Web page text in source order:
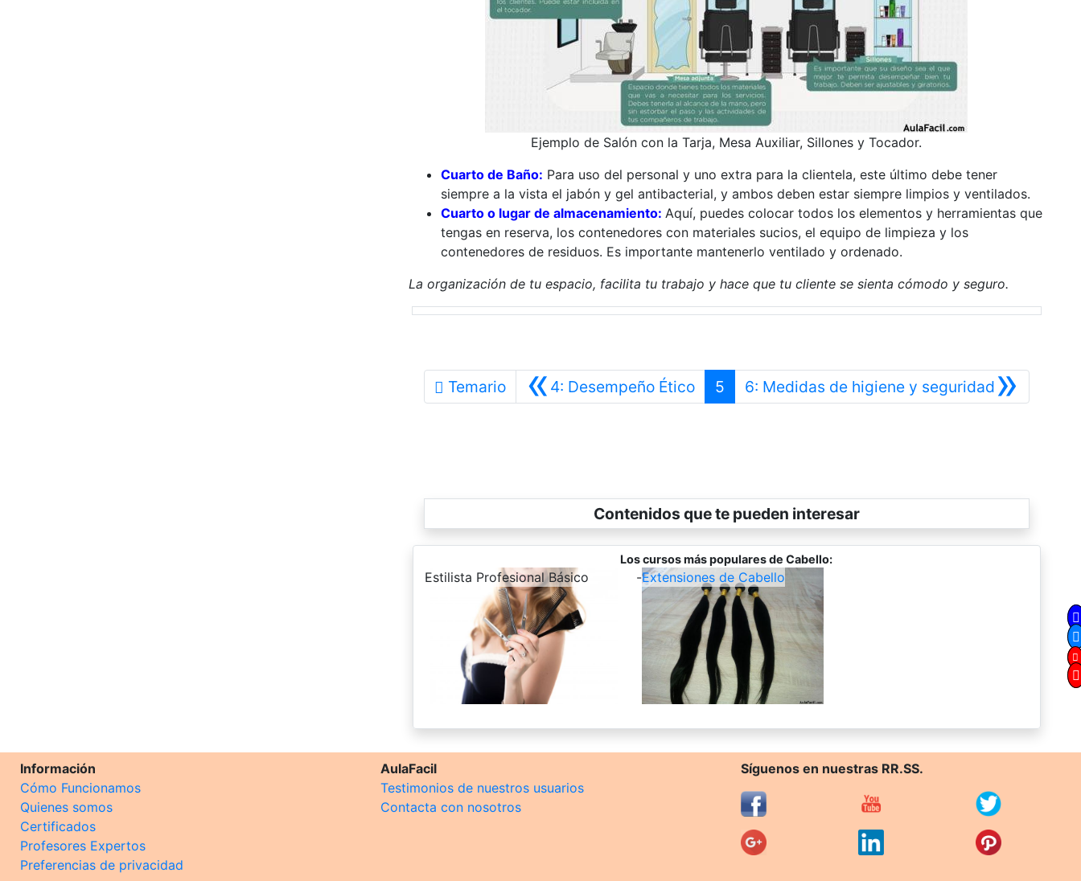
Ejemplo de Salón con la Tarja, Mesa Auxiliar, Sillones y Tocador.
Cuarto de Baño: Para uso del personal y uno extra para la clientela, este último debe tener
siempre a la vista el jabón y gel antibacterial, y ambos deben estar siempre limpios y ventilados.
Cuarto o lugar de almacenamiento: Aquí, puedes colocar todos los elementos y herramientas que
tengas en reserva, los contenedores con materiales sucios, el equipo de limpieza y los
contenedores de residuos. Es importante mantenerlo ventilado y ordenado.
La organización de tu espacio, facilita tu trabajo y hace que tu cliente se sienta cómodo y seguro.
Temario «4: Desempeño ÉticoAnterior
5 »
6: Medidas de higiene y seguridadSiguiente
Contenidos que te pueden interesar
Los cursos más populares de Cabello:
-
Estilista Profesional Básico -Extensiones de Cabello
Información
Cómo Funcionamos
Quienes somos
Certificados
Profesores Expertos
Preferencias de privacidad
AulaFacil
Testimonios de nuestros usuarios
Contacta con nosotros
Síguenos en nuestras RR.SS.